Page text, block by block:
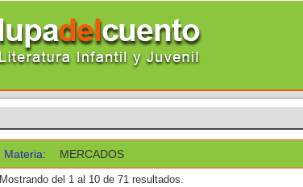
Materia: MERCADOS
Mostrando del 1 al 10 de 71 resultados.